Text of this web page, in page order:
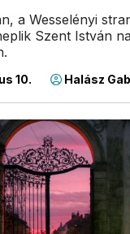
a Wesselényi
Szent István
10. Halász